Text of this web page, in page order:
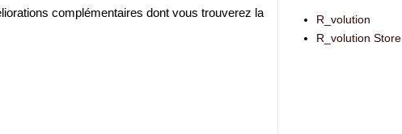
complémentaires dont vous trouverez la
R_volution
R_volution Store